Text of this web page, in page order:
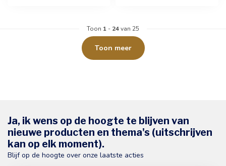
Toon 1 - 24van 25
Toon meer
Ja, ik wens op de hoogte te blijven van
nieuwe producten en thema's (uitschrijven
kan op elk moment).
Blijf op de hoogte over onze laatste acties